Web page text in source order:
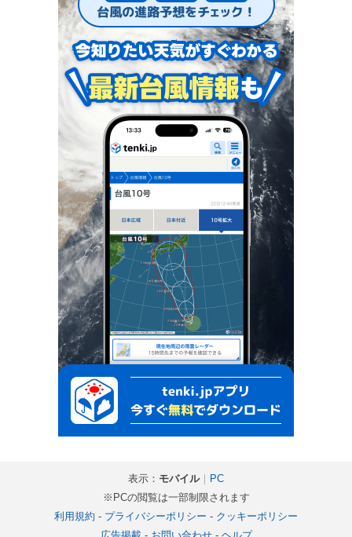
表示： モバイル｜ PC
※PCの閲覧は一部制限されます
利用規約 - プライバシーポリシー - クッキーポリシー